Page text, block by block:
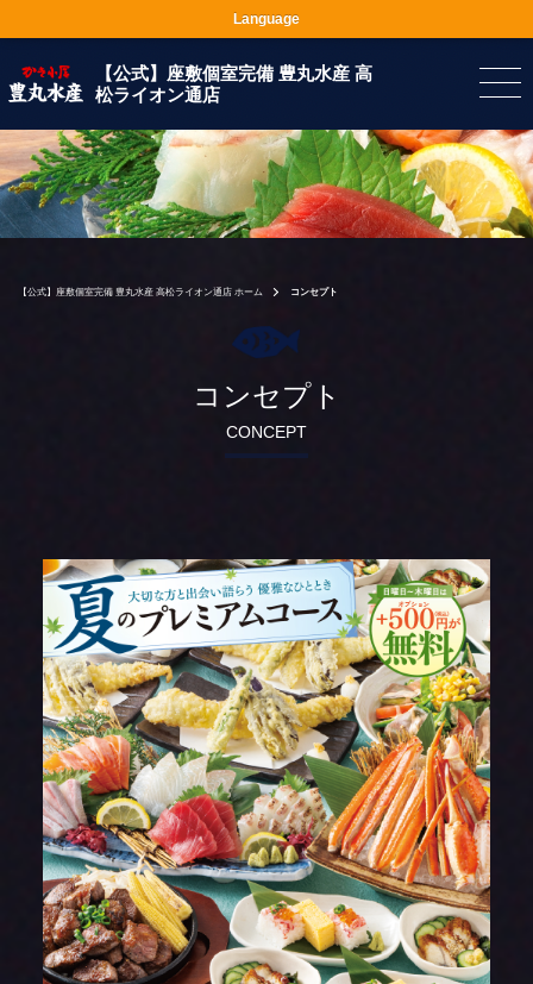
【公式】座敷個室完備 豊丸水産 高
松ライオン通店
【公式】座敷個室完備 豊丸水産 高松ライオン通店 ホーム コンセプト
コンセプト
CONCEPT
Language